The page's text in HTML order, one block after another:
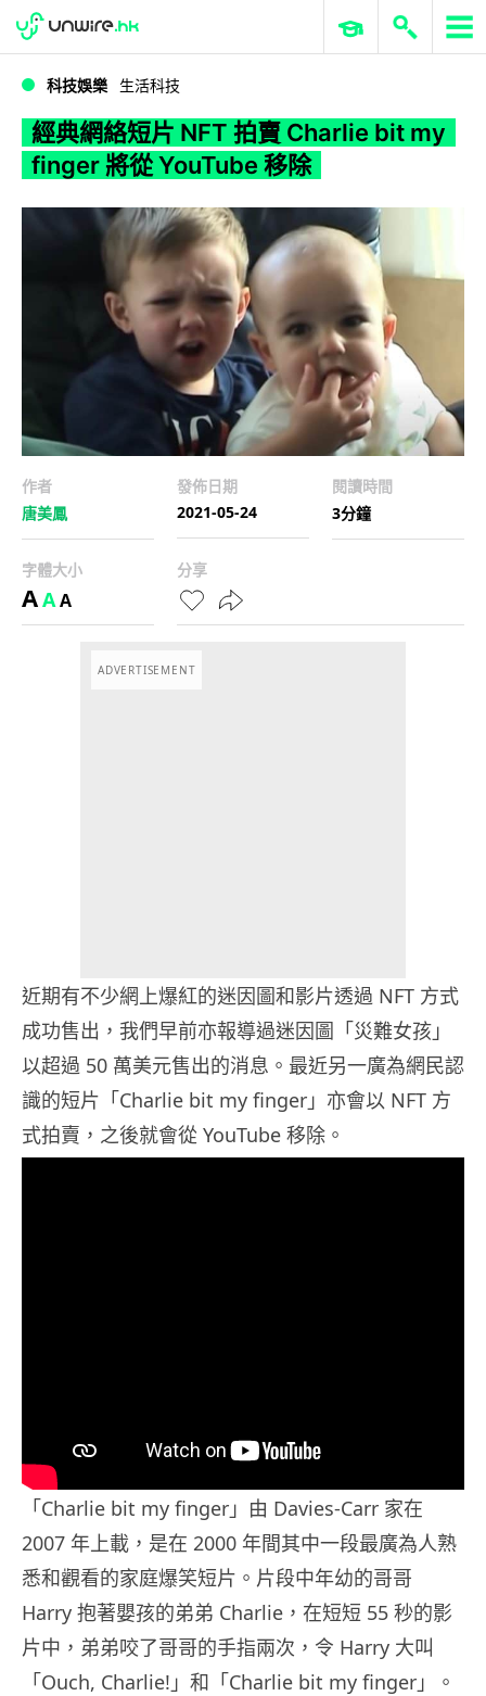
WWDC 2026 ERP 與商業 AI
科技娛樂 生活科技
經典網絡短片 NFT 拍賣 Charlie bit my
finger 將從 YouTube 移除
作者
唐美鳳
發佈日期
2021-05-24
閱讀時間
3分鐘
字體大小
AAA
分享
ADVERTISEMENT
近期有不少網上爆紅的迷因圖和影片透過 NFT 方式
成功售出，我們早前亦報導過迷因圖「災難女孩」
以超過 50 萬美元售出的消息。最近另一廣為網民認
識的短片「Charlie bit my finger」亦會以 NFT 方
式拍賣，之後就會從 YouTube 移除。
「Charlie bit my finger」由 Davies-Carr 家在
2007 年上載，是在 2000 年間其中一段最廣為人熟
悉和觀看的家庭爆笑短片。片段中年幼的哥哥
Harry 抱著嬰孩的弟弟 Charlie，在短短 55 秒的影
片中，弟弟咬了哥哥的手指兩次，令 Harry 大叫
「Ouch, Charlie!」和「Charlie bit my finger」。